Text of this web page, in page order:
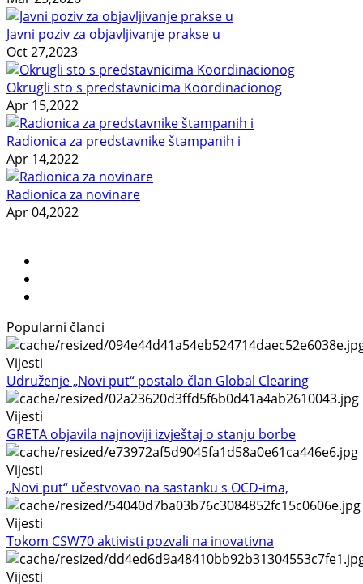
Javni poziv za objavljivanje prakse u
Oct 27,2023
Okrugli sto s predstavnicima Koordinacionog
Apr 15,2022
Radionica za predstavnike štampanih i
Apr 14,2022
Radionica za novinare
Apr 04,2022
Popularni članci
Vijesti
Udruženje „Novi put“ postalo član Global Clearing
Vijesti
GRETA objavila najnoviji izvještaj o stanju borbe
Vijesti
„Novi put“ učestvovao na sastanku s OCD-ima,
Vijesti
Tokom CSW70 aktivisti pozvali na inovativna
Vijesti